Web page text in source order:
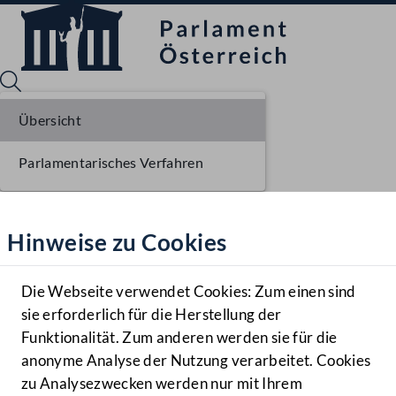
Hilfe
Benutzer
Navigationsmenü öffnen
MENÜ
Hinweise zu Cookies
Die Webseite verwendet Cookies: Zum einen sind
sie erforderlich für die Herstellung der
Funktionalität. Zum anderen werden sie für die
anonyme Analyse der Nutzung verarbeitet. Cookies
zu Analysezwecken werden nur mit Ihrem
Übersicht
Parlamentarisches Verfahren